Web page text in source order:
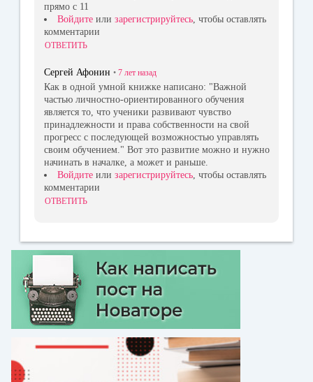
прямо с 11
Войдите или зарегистрируйтесь, чтобы оставлять
комментарии
ОТВЕТИТЬ
Сергей Афонин • 7 лет назад
Как в одной умной книжке написано: "Важной
частью личностно-ориентированного обучения
является то, что ученики развивают чувство
принадлежности и права собственности на свой
прогресс с последующей возможностью управлять
своим обучением." Вот это развитие можно и нужно
начинать в началке, а может и раньше.
Войдите или зарегистрируйтесь , чтобы оставлять
комментарии
ОТВЕТИТЬ